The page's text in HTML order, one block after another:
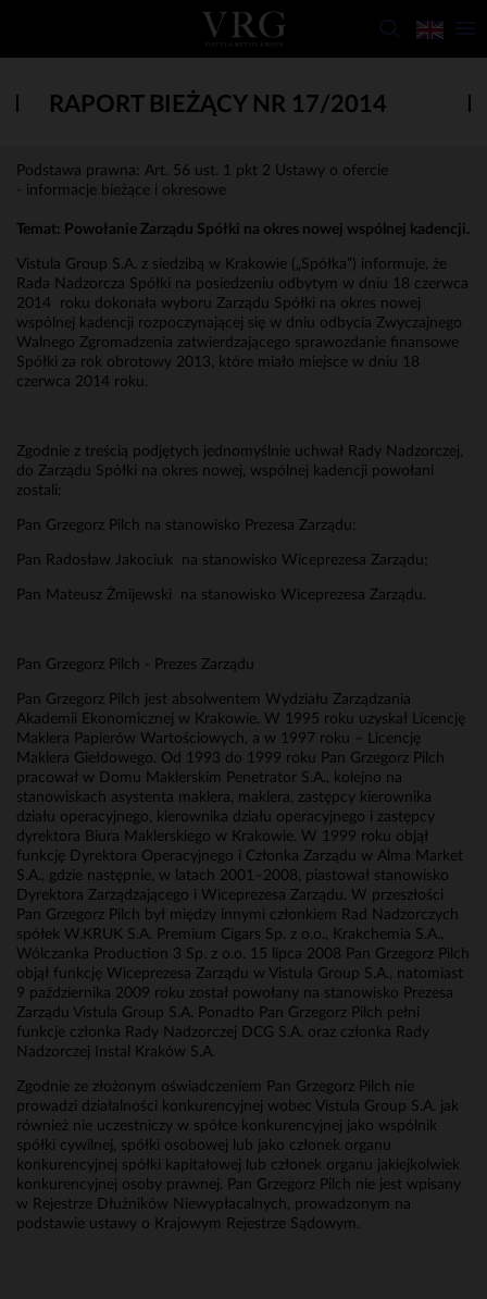
RAPORT BIEŻĄCY NR 17/2014
Podstawa prawna: Art. 56 ust. 1 pkt 2 Ustawy o ofercie
- informacje bieżące i okresowe
Temat: Powołanie Zarządu Spółki na okres nowej wspólnej kadencji.
Vistula Group S.A. z siedzibą w Krakowie („Spółka”) informuje, że
Rada Nadzorcza Spółki na posiedzeniu odbytym w dniu 18 czerwca
2014 roku dokonała wyboru Zarządu Spółki na okres nowej
wspólnej kadencji rozpoczynającej się w dniu odbycia Zwyczajnego
Walnego Zgromadzenia zatwierdzającego sprawozdanie finansowe
Spółki za rok obrotowy 2013, które miało miejsce w dniu 18
czerwca 2014 roku.
Zgodnie z treścią podjętych jednomyślnie uchwał Rady Nadzorczej,
do Zarządu Spółki na okres nowej, wspólnej kadencji powołani
zostali:
Pan Grzegorz Pilch na stanowisko Prezesa Zarządu;
Pan Radosław Jakociuk na stanowisko Wiceprezesa Zarządu;
Pan Mateusz Żmijewski na stanowisko Wiceprezesa Zarządu.
Pan Grzegorz Pilch - Prezes Zarządu
Pan Grzegorz Pilch jest absolwentem Wydziału Zarządzania
Akademii Ekonomicznej w Krakowie. W 1995 roku uzyskał Licencję
Maklera Papierów Wartościowych, a w 1997 roku – Licencję
Maklera Giełdowego. Od 1993 do 1999 roku Pan Grzegorz Pilch
pracował w Domu Maklerskim Penetrator S.A., kolejno na
stanowiskach asystenta maklera, maklera, zastępcy kierownika
działu operacyjnego, kierownika działu operacyjnego i zastępcy
dyrektora Biura Maklerskiego w Krakowie. W 1999 roku objął
funkcję Dyrektora Operacyjnego i Członka Zarządu w Alma Market
S.A., gdzie następnie, w latach 2001–2008, piastował stanowisko
Dyrektora Zarządzającego i Wiceprezesa Zarządu. W przeszłości
Pan Grzegorz Pilch był między innymi członkiem Rad Nadzorczych
spółek W.KRUK S.A. Premium Cigars Sp. z o.o., Krakchemia S.A.,
Wólczanka Production 3 Sp. z o.o. 15 lipca 2008 Pan Grzegorz Pilch
objął funkcję Wiceprezesa Zarządu w Vistula Group S.A., natomiast
9 października 2009 roku został powołany na stanowisko Prezesa
Zarządu Vistula Group S.A. Ponadto Pan Grzegorz Pilch pełni
funkcje członka Rady Nadzorczej DCG S.A. oraz członka Rady
Nadzorczej Instal Kraków S.A.
Zgodnie ze złożonym oświadczeniem Pan Grzegorz Pilch nie
prowadzi działalności konkurencyjnej wobec Vistula Group S.A. jak
również nie uczestniczy w spółce konkurencyjnej jako wspólnik
spółki cywilnej, spółki osobowej lub jako członek organu
konkurencyjnej spółki kapitałowej lub członek organu jakiejkolwiek
konkurencyjnej osoby prawnej. Pan Grzegorz Pilch nie jest wpisany
w Rejestrze Dłużników Niewypłacalnych, prowadzonym na
podstawie ustawy o Krajowym Rejestrze Sądowym.